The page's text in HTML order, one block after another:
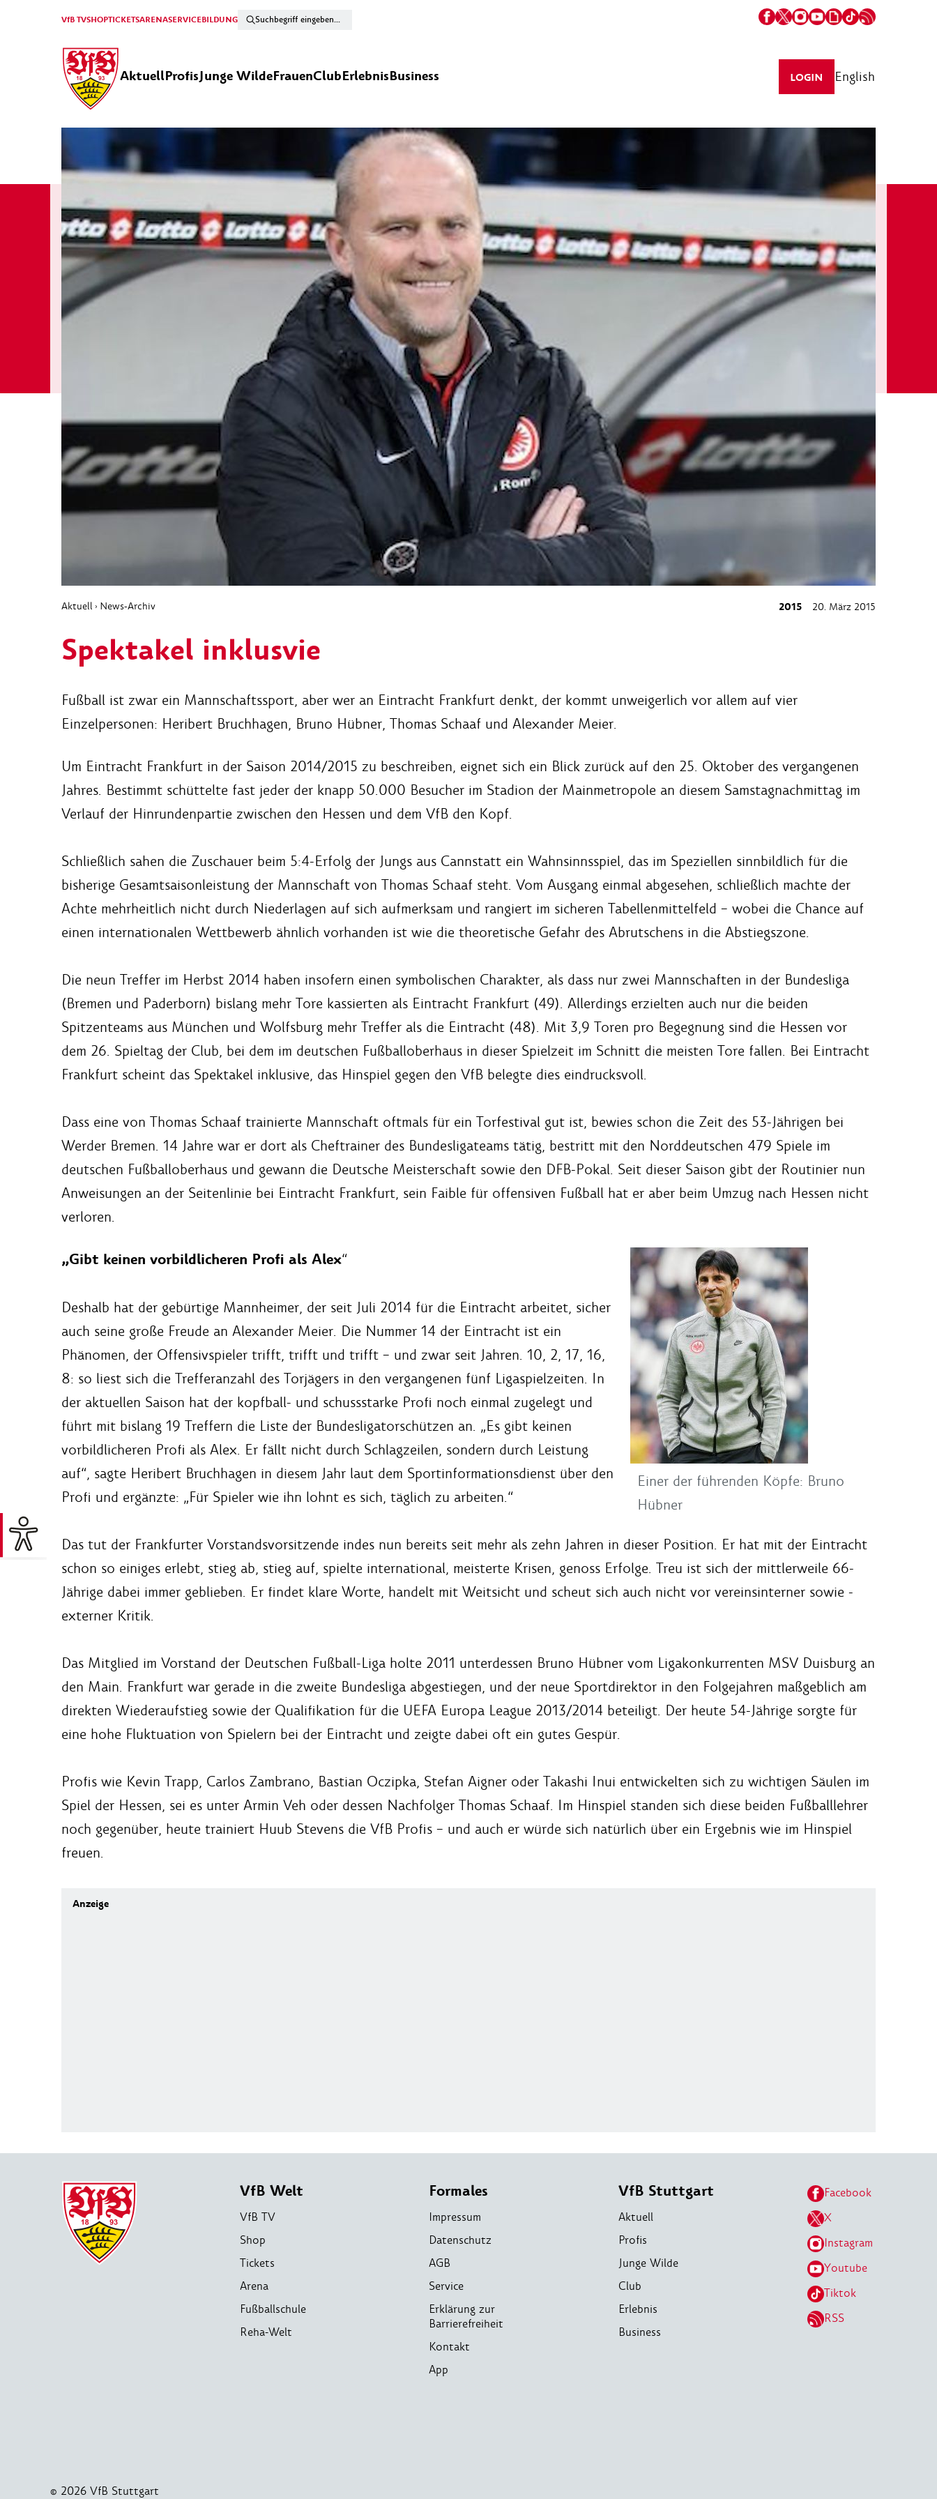
VfB TVSHOPTICKETSARENASERVICEBILDUNG
AktuellProfisJunge WildeFrauenClubErlebnisBusiness LOGIN English
Aktuell › News-Archiv 2015 20. März 2015
Spektakel inklusvie
Fußball ist zwar ein Mannschaftssport, aber wer an Eintracht Frankfurt denkt, der kommt unweigerlich vor allem auf vier
Einzelpersonen: Heribert Bruchhagen, Bruno Hübner, Thomas Schaaf und Alexander Meier.
Um Eintracht Frankfurt in der Saison 2014/2015 zu beschreiben, eignet sich ein Blick zurück auf den 25. Oktober des vergangenen
Jahres. Bestimmt schüttelte fast jeder der knapp 50.000 Besucher im Stadion der Mainmetropole an diesem Samstagnachmittag im
Verlauf der Hinrundenpartie zwischen den Hessen und dem VfB den Kopf.
Schließlich sahen die Zuschauer beim 5:4-Erfolg der Jungs aus Cannstatt ein Wahnsinnsspiel, das im Speziellen sinnbildlich für die
bisherige Gesamtsaisonleistung der Mannschaft von Thomas Schaaf steht. Vom Ausgang einmal abgesehen, schließlich machte der
Achte mehrheitlich nicht durch Niederlagen auf sich aufmerksam und rangiert im sicheren Tabellenmittelfeld – wobei die Chance auf
einen internationalen Wettbewerb ähnlich vorhanden ist wie die theoretische Gefahr des Abrutschens in die Abstiegszone.
Die neun Treffer im Herbst 2014 haben insofern einen symbolischen Charakter, als dass nur zwei Mannschaften in der Bundesliga
(Bremen und Paderborn) bislang mehr Tore kassierten als Eintracht Frankfurt (49). Allerdings erzielten auch nur die beiden
Spitzenteams aus München und Wolfsburg mehr Treffer als die Eintracht (48). Mit 3,9 Toren pro Begegnung sind die Hessen vor
dem 26. Spieltag der Club, bei dem im deutschen Fußballoberhaus in dieser Spielzeit im Schnitt die meisten Tore fallen. Bei Eintracht
Frankfurt scheint das Spektakel inklusive, das Hinspiel gegen den VfB belegte dies eindrucksvoll.
Dass eine von Thomas Schaaf trainierte Mannschaft oftmals für ein Torfestival gut ist, bewies schon die Zeit des 53-Jährigen bei
Werder Bremen. 14 Jahre war er dort als Cheftrainer des Bundesligateams tätig, bestritt mit den Norddeutschen 479 Spiele im
deutschen Fußballoberhaus und gewann die Deutsche Meisterschaft sowie den DFB-Pokal. Seit dieser Saison gibt der Routinier nun
Anweisungen an der Seitenlinie bei Eintracht Frankfurt, sein Faible für offensiven Fußball hat er aber beim Umzug nach Hessen nicht
verloren.
Einer der führenden Köpfe: Bruno
Hübner
„Gibt keinen vorbildlicheren Profi als Alex“
Deshalb hat der gebürtige Mannheimer, der seit Juli 2014 für die Eintracht arbeitet, sicher
auch seine große Freude an Alexander Meier. Die Nummer 14 der Eintracht ist ein
Phänomen, der Offensivspieler trifft, trifft und trifft – und zwar seit Jahren. 10, 2, 17, 16,
8: so liest sich die Trefferanzahl des Torjägers in den vergangenen fünf Ligaspielzeiten. In
der aktuellen Saison hat der kopfball- und schussstarke Profi noch einmal zugelegt und
führt mit bislang 19 Treffern die Liste der Bundesligatorschützen an. „Es gibt keinen
vorbildlicheren Profi als Alex. Er fällt nicht durch Schlagzeilen, sondern durch Leistung
auf“, sagte Heribert Bruchhagen in diesem Jahr laut dem Sportinformationsdienst über den
Profi und ergänzte: „Für Spieler wie ihn lohnt es sich, täglich zu arbeiten.“
Das tut der Frankfurter Vorstandsvorsitzende indes nun bereits seit mehr als zehn Jahren in dieser Position. Er hat mit der Eintracht
schon so einiges erlebt, stieg ab, stieg auf, spielte international, meisterte Krisen, genoss Erfolge. Treu ist sich der mittlerweile 66-
Jährige dabei immer geblieben. Er findet klare Worte, handelt mit Weitsicht und scheut sich auch nicht vor vereinsinterner sowie -
externer Kritik.
Das Mitglied im Vorstand der Deutschen Fußball-Liga holte 2011 unterdessen Bruno Hübner vom Ligakonkurrenten MSV Duisburg an
den Main. Frankfurt war gerade in die zweite Bundesliga abgestiegen, und der neue Sportdirektor in den Folgejahren maßgeblich am
direkten Wiederaufstieg sowie der Qualifikation für die UEFA Europa League 2013/2014 beteiligt. Der heute 54-Jährige sorgte für
eine hohe Fluktuation von Spielern bei der Eintracht und zeigte dabei oft ein gutes Gespür.
Profis wie Kevin Trapp, Carlos Zambrano, Bastian Oczipka, Stefan Aigner oder Takashi Inui entwickelten sich zu wichtigen Säulen im
Spiel der Hessen, sei es unter Armin Veh oder dessen Nachfolger Thomas Schaaf. Im Hinspiel standen sich diese beiden Fußballlehrer
noch gegenüber, heute trainiert Huub Stevens die VfB Profis – und auch er würde sich natürlich über ein Ergebnis wie im Hinspiel
freuen.
VfB Welt
VfB TV
Shop
Tickets
Arena
Fußballschule
Reha-Welt
Formales
Impressum
Datenschutz
AGB
Service
Erklärung zur
Barrierefreiheit
Kontakt
App
VfB Stuttgart
Aktuell
Profis
Junge Wilde
Club
Erlebnis
Business
Facebook
X
Instagram
Youtube
Tiktok
RSS
© 2026 VfB Stuttgart